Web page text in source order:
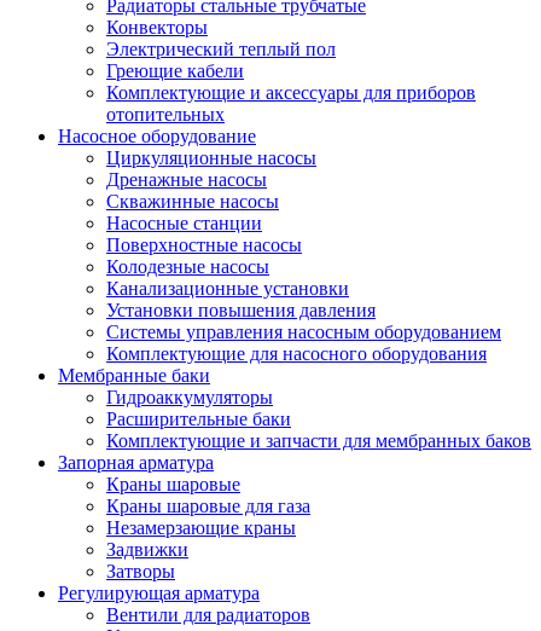
Радиаторы стальные трубчатые
Конвекторы
Электрический теплый пол
Греющие кабели
Комплектующие и аксессуары для приборов
отопительных
Насосное оборудование
Циркуляционные насосы
Дренажные насосы
Скважинные насосы
Насосные станции
Поверхностные насосы
Колодезные насосы
Канализационные установки
Установки повышения давления
Системы управления насосным оборудованием
Комплектующие для насосного оборудования
Мембранные баки
Гидроаккумуляторы
Расширительные баки
Комплектующие и запчасти для мембранных баков
Запорная арматура
Краны шаровые
Краны шаровые для газа
Незамерзающие краны
Задвижки
Затворы
Регулирующая арматура
Вентили для радиаторов